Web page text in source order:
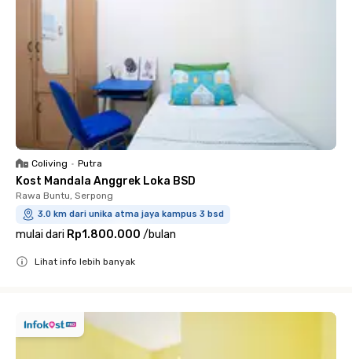
Coliving • Putra
Kost Mandala Anggrek Loka BSD
Rawa Buntu, Serpong
3.0 km dari unika atma jaya kampus 3 bsd
mulai dari Rp1.800.000 /bulan
Lihat info lebih banyak